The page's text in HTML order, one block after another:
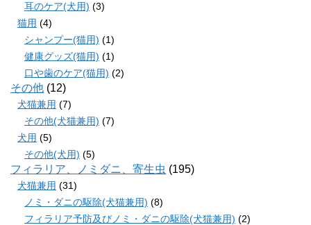
耳のケア(犬用) (3)
猫用 (4)
シャンプー(猫用) (1)
健康グッズ(猫用) (1)
口や歯のケア(猫用) (2)
その他 (12)
犬猫兼用 (7)
その他(犬猫兼用) (7)
犬用 (5)
その他(犬用) (5)
フィラリア、ノミダニ、寄生虫 (195)
犬猫兼用 (31)
ノミ・ダニの駆除(犬猫兼用) (8)
フィラリア予防及びノミ・ダニの駆除(犬猫兼用) (2)